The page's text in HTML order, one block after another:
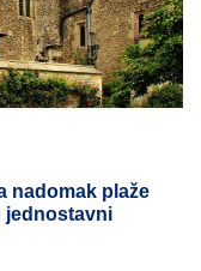
nadomak plaže
jednostavni